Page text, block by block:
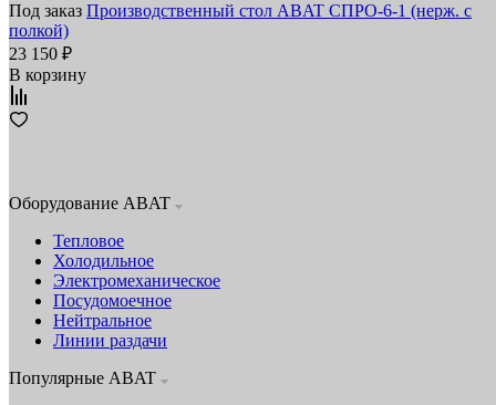
Под заказ Производственный стол ABAT СПРО-6-1 (нерж. с
полкой)
23 150 ₽
В корзину
Оборудование ABAT
Тепловое
Холодильное
Электромеханическое
Посудомоечное
Нейтральное
Линии раздачи
Популярные ABAT